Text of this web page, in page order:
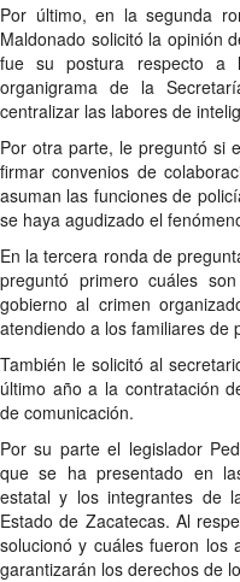
Por último, en la segunda
Maldonado solicitó la opinión
fue su postura respecto a
organigrama de la
centralizar las labores de
Por otra parte, le preguntó si
firmar convenios de
asuman las funciones de
se haya agudizado el
En la tercera ronda de
preguntó primero cuáles
gobierno al crimen
atendiendo a los familiares de
También le solicitó al
último año a la contratación
de comunicación.
Por su parte el legislador
que se ha presentado en
estatal y los integrantes de
Estado de Zacatecas. Al
solucionó y cuáles fueron los
garantizarán los derechos de